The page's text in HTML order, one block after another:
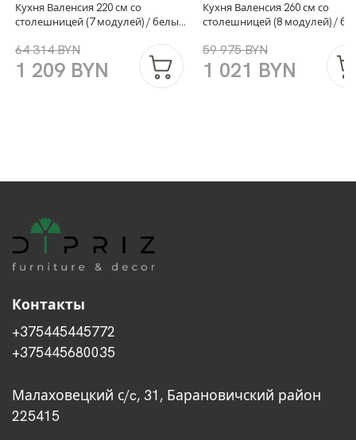
Кухня Валенсия 220 см со
столешницей (7 модулей) / белый
64 314 BYN
1 209 BYN
Кухня Валенсия 260 см со
столешницей (8 модулей) /
59 975 BYN
1 021 BYN
Контакты
+375445445772
+375445680035
Малаховецкий с/c, 31, Барановичский район
225415